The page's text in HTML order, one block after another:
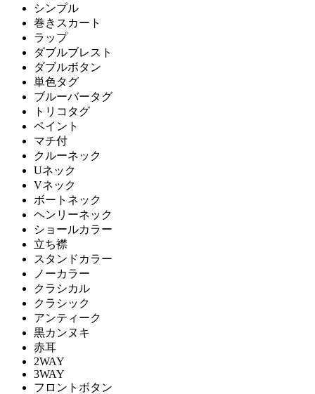
シンプル
巻きスカート
ラップ
ダブルブレスト
ダブルボタン
単色タグ
ブルーバータグ
トリコタグ
ペイント
マチ付
クルーネック
Uネック
Vネック
ボートネック
ヘンリーネック
ショールカラー
立ち襟
スタンドカラー
ノーカラー
クラシカル
クラシック
アンティーク
黒カンヌキ
赤耳
2WAY
3WAY
フロントボタン